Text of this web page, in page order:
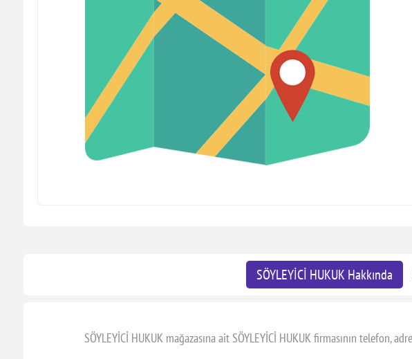
SÖYLEYİCİ HUKUK Hakkında
SÖYLEYİCİ HUKUK mağazasına ait SÖYLEYİCİ HUKUK firmasının